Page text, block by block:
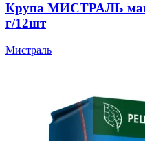
Крупа МИСТРАЛЬ
г/12шт
Мистраль